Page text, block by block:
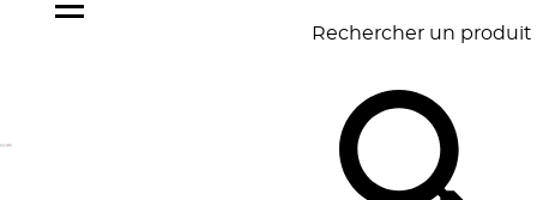
Rechercher un produit
BAGAGERIE BUREAU